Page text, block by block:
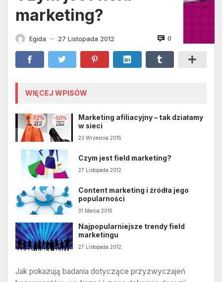
marketing?
Egida — 27 Listopada 2012 0
WIĘCEJ WPISÓW
Marketing afiliacyjny – tak działamy
w sieci
23 Września 2015
Czym jest field marketing?
27 Listopada 2012
Content marketing i źródła jego
popularności
31 Marca 2015
Najpopularniejsze trendy field
marketingu
27 Listopada 2012
Jak pokazują badania dotyczące przyzwyczajeń